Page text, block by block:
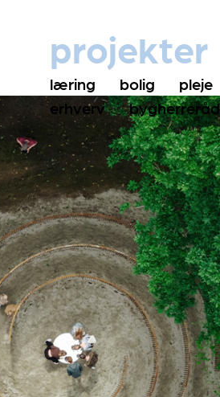
projekter
læring bolig
pleje
erhverv